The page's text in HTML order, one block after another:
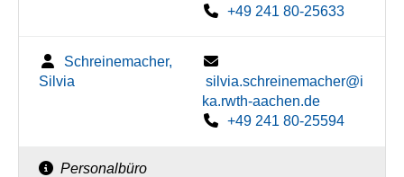
+49 241 80-25633
Schreinemacher,
Silvia
silvia.schreinemacher@i
ka.rwth-aachen.de
+49 241 80-25594
Personalbüro